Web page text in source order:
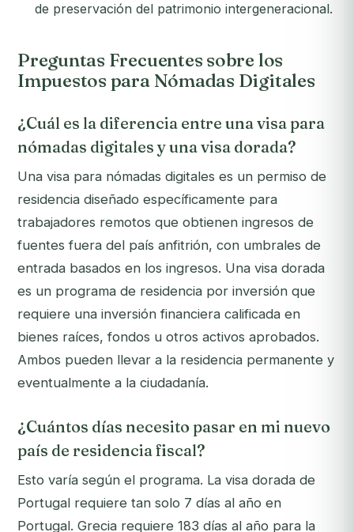
de preservación del patrimonio intergeneracional.
Preguntas Frecuentes sobre los
Impuestos para Nómadas Digitales
¿Cuál es la diferencia entre una visa para
nómadas digitales y una visa dorada?
Una visa para nómadas digitales es un permiso de
residencia diseñado específicamente para
trabajadores remotos que obtienen ingresos de
fuentes fuera del país anfitrión, con umbrales de
entrada basados en los ingresos. Una visa dorada
es un programa de residencia por inversión que
requiere una inversión financiera calificada en
bienes raíces, fondos u otros activos aprobados.
Ambos pueden llevar a la residencia permanente y
eventualmente a la ciudadanía.
¿Cuántos días necesito pasar en mi nuevo
país de residencia fiscal?
Esto varía según el programa. La visa dorada de
Portugal requiere tan solo 7 días al año en
Portugal. Grecia requiere 183 días al año para la